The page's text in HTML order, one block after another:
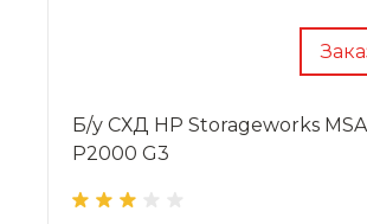
Б/у СХД HP Storageworks
P2000 G3